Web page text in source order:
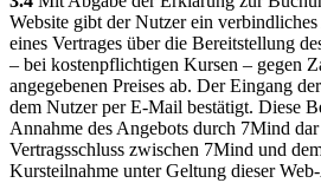
Website gibt der Nutzer ein
eines Vertrages über die Bereitstellung
– bei kostenpflichtigen Kursen – gegen
angegebenen Preises ab. Der Eingang
dem Nutzer per E-Mail bestätigt. Diese
Annahme des Angebots durch 7Mind
Vertragsschluss zwischen 7Mind und
Kursteilnahme unter Geltung dieser